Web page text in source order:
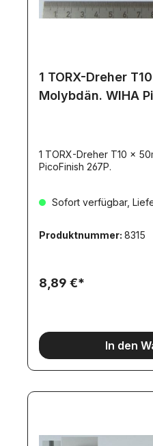
1 TORX-Dreher
Molybdän. WIHA
1 TORX-Dreher T10 x
PicoFinish 267P.
Sofort verfügbar,
Produktnummer: 8315
8,89 €*
In den